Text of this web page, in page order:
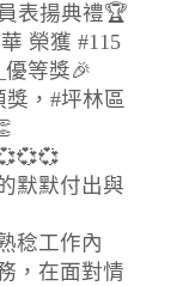
表揚典禮🏆
榮獲 #115
等獎🎉
獎，#坪林區
默默付出與
稔工作內
，在面對情